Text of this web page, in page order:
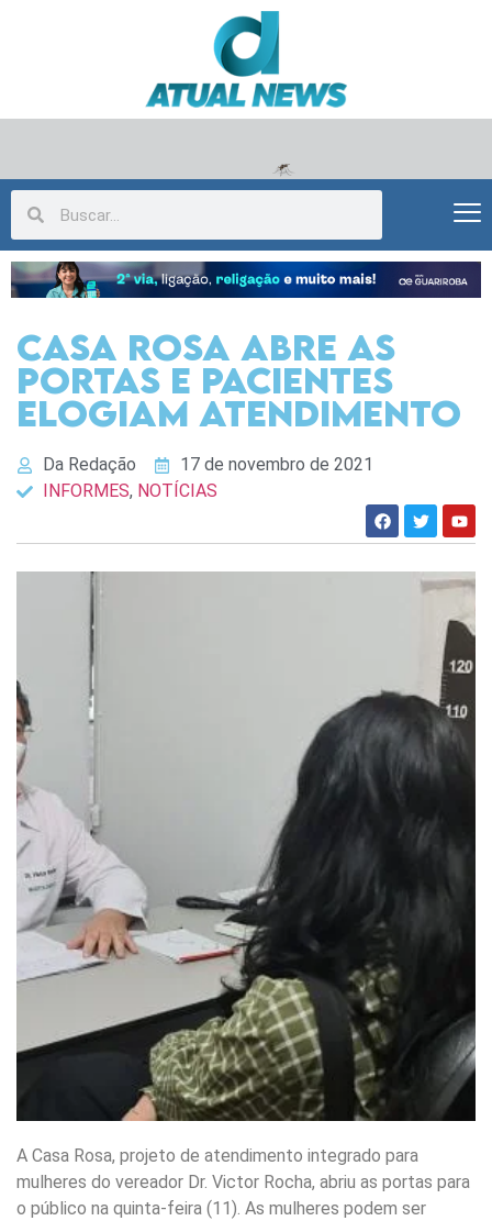
Casa Rosa abre as
portas e pacientes
elogiam atendimento
Da Redação
17 de novembro de 2021
INFORMES, NOTÍCIAS
A Casa Rosa, projeto de atendimento integrado para
mulheres do vereador Dr. Victor Rocha, abriu as portas para
o público na quinta-feira (11). As mulheres podem ser